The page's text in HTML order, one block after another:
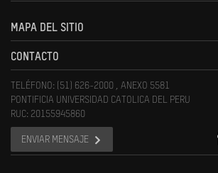
MAPA DEL SITIO
CONTACTO
TELÉFONO: (51) 626-2000 , ANEXO 5581
PONTIFICIA UNIVERSIDAD CATOLICA DEL PERU
RUC: 20155945860
ENVIAR MENSAJE